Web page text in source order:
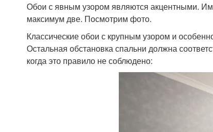
Обои с явным узором являются акцентными.
максимум две. Посмотрим фото.
Классические обои с крупным узором и
Остальная обстановка спальни должна
когда это правило не соблюдено: